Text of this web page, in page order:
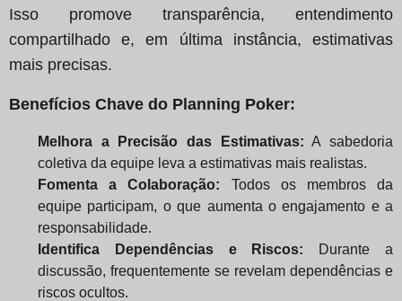
Isso promove transparência, entendimento
compartilhado e, em última instância, estimativas
mais precisas.
Benefícios Chave do Planning Poker:
Melhora a Precisão das Estimativas: A sabedoria
coletiva da equipe leva a estimativas mais realistas.
Fomenta a Colaboração: Todos os membros da
equipe participam, o que aumenta o engajamento e a
responsabilidade.
Identifica Dependências e Riscos: Durante a
discussão, frequentemente se revelam dependências e
riscos ocultos.